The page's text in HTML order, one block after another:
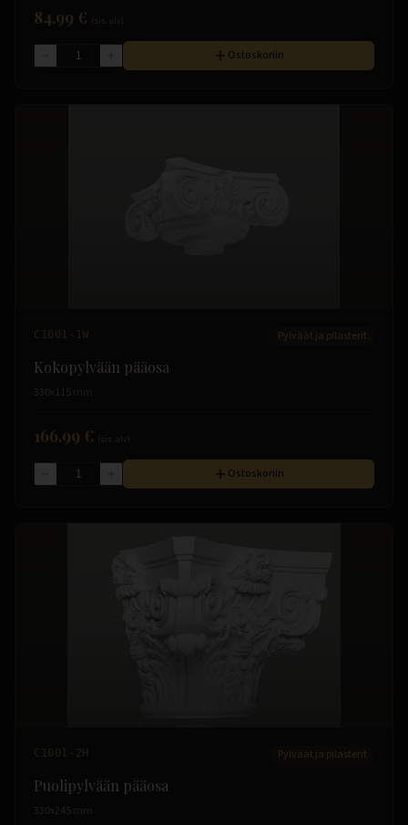
84.99 €
Ostoskoriin
C1001-1W Pylväät ja pilasterit
Kokopylvään pääosa
330x115 mm
166.99 €
Ostoskoriin
C1001-2H Pylväät ja pilasterit
Puolipylvään pääosa
330x245 mm